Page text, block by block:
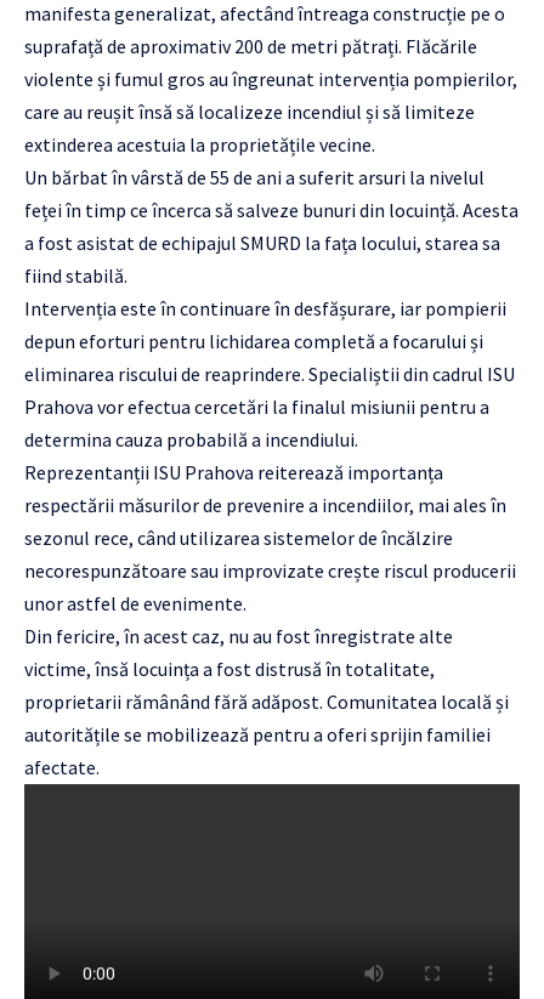
manifesta generalizat, afectând întreaga construcție pe o
suprafață de aproximativ 200 de metri pătrați. Flăcările
violente și fumul gros au îngreunat intervenția pompierilor,
care au reușit însă să localizeze incendiul și să limiteze
extinderea acestuia la proprietățile vecine.
Un bărbat în vârstă de 55 de ani a suferit arsuri la nivelul
feței în timp ce încerca să salveze bunuri din locuință. Acesta
a fost asistat de echipajul SMURD la fața locului, starea sa
fiind stabilă.
Intervenția este în continuare în desfășurare, iar pompierii
depun eforturi pentru lichidarea completă a focarului și
eliminarea riscului de reaprindere. Specialiștii din cadrul ISU
Prahova vor efectua cercetări la finalul misiunii pentru a
determina cauza probabilă a incendiului.
Reprezentanții ISU Prahova reiterează importanța
respectării măsurilor de prevenire a incendiilor, mai ales în
sezonul rece, când utilizarea sistemelor de încălzire
necorespunzătoare sau improvizate crește riscul producerii
unor astfel de evenimente.
Din fericire, în acest caz, nu au fost înregistrate alte
victime, însă locuința a fost distrusă în totalitate,
proprietarii rămânând fără adăpost. Comunitatea locală și
autoritățile se mobilizează pentru a oferi sprijin familiei
afectate.